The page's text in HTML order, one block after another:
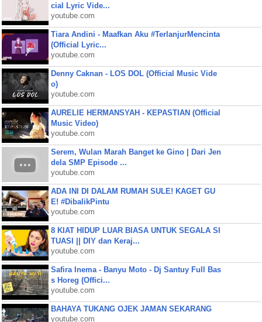
cial Lyric Vide...
youtube.com
Tiara Andini - Maafkan Aku #TerlanjurMencinta
(Official Lyric...
youtube.com
Denny Caknan - LOS DOL (Official Music Vide
o)
youtube.com
AURELIE HERMANSYAH - KEPASTIAN (Official
Music Video)
youtube.com
Serem, Wulan Marah Banget ke Gino | Dari Jen
dela SMP Episode ...
youtube.com
ADA INI DI DALAM RUMAH SULE! KAGET GU
E! #DibalikPintu
youtube.com
8 KIAT HIDUP LUAR BIASA UNTUK SEGALA SI
TUASI || DIY dan Keraj...
youtube.com
Safira Inema - Banyu Moto - Dj Santuy Full Bas
s Horeg (Offici...
youtube.com
BAHAYA TUKANG OJEK JAMAN SEKARANG
youtube.com